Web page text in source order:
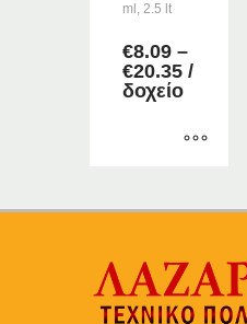
ml, 2.5 lt
€8.09 –
€20.35Price
range:
through
/
δοχείο
πολλαπλές
παραλλαγές.